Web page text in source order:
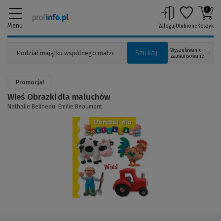
Menu
Szukaj
Wyszukiwanie
zaawansowane
ZalogujUlubione
0
Koszyk
Promocja!
Wieś Obrazki dla maluchów
Nathalie Belineau, Emilie Beaumont